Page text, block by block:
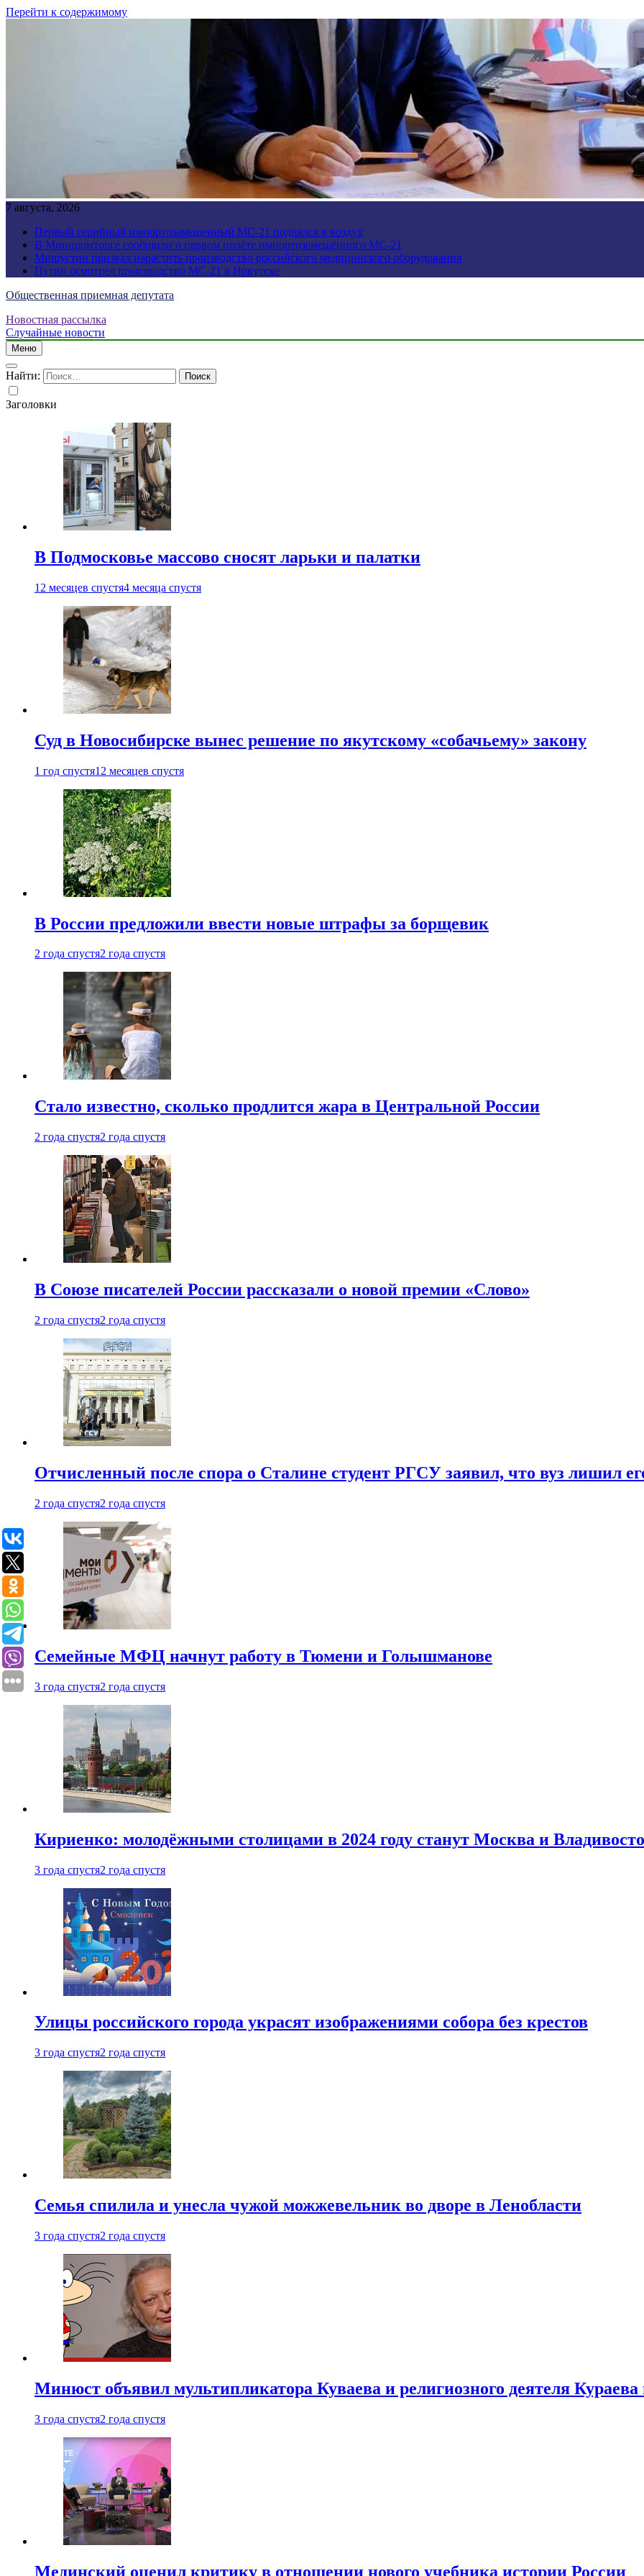
Перейти к содержимому
7 августа, 2026
Первый серийный импортозамещенный МС-21 поднялся в воздух
В Минпромторге сообщили о первом полёте импортозамещённого МС-21
Мишустин призвал нарастить производство российского медицинского оборудования
Путин осмотрел производство МС-21 в Иркутске
Общественная приемная депутата
Новостная рассылка
Случайные новости
Меню
Найти:
Заголовки
В Подмосковье массово сносят ларьки и палатки
12 месяцев спустя4 месяца спустя
Суд в Новосибирске вынес решение по якутскому «собачьему» закону
1 год спустя12 месяцев спустя
В России предложили ввести новые штрафы за борщевик
2 года спустя2 года спустя
Стало известно, сколько продлится жара в Центральной России
2 года спустя2 года спустя
В Союзе писателей России рассказали о новой премии «Слово»
2 года спустя2 года спустя
Отчисленный после спора о Сталине студент РГСУ заявил, что вуз лишил
2 года спустя2 года спустя
Семейные МФЦ начнут работу в Тюмени и Голышманове
3 года спустя2 года спустя
Кириенко: молодёжными столицами в 2024 году станут Москва и
3 года спустя2 года спустя
Улицы российского города украсят изображениями собора без крестов
3 года спустя2 года спустя
Семья спилила и унесла чужой можжевельник во дворе в Ленобласти
3 года спустя2 года спустя
Минюст объявил мультипликатора Куваева и религиозного деятеля
3 года спустя2 года спустя
Мединский оценил критику в отношении нового учебника истории России